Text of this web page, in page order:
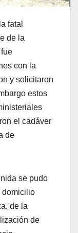
fatal
de la
con la
y solicitaron
estos
el cadáver
de
se pudo
domicilio
de la
de